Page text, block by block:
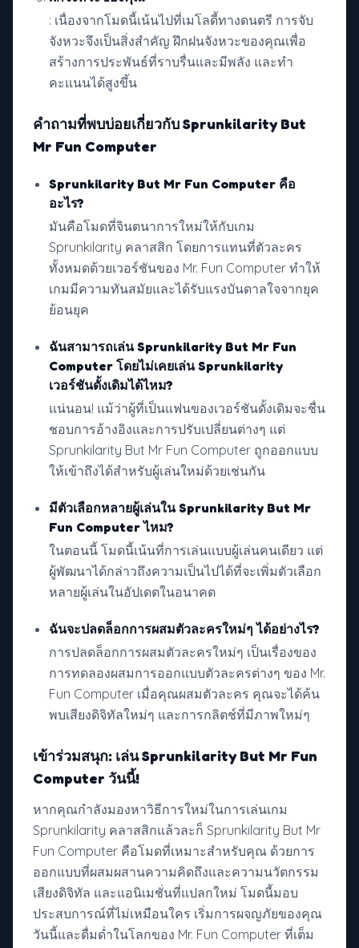
: เนื่องจากโมดนี้เน้นไปที่เมโลดี้ทางดนตรี การจับ
จังหวะจึงเป็นสิ่งสำคัญ ฝึกฝนจังหวะของคุณเพื่อ
สร้างการประพันธ์ที่ราบรื่นและมีพลัง และทำ
คะแนนได้สูงขึ้น
คำถามที่พบบ่อยเกี่ยวกับ Sprunkilarity But
Mr Fun Computer
Sprunkilarity But Mr Fun Computer คือ
อะไร?
มันคือโมดที่จินตนาการใหม่ให้กับเกม
Sprunkilarity คลาสสิก โดยการแทนที่ตัวละคร
ทั้งหมดด้วยเวอร์ชันของ Mr. Fun Computer ทำให้
เกมมีความทันสมัยและได้รับแรงบันดาลใจจากยุค
ย้อนยุค
ฉันสามารถเล่น Sprunkilarity But Mr Fun
Computer โดยไม่เคยเล่น Sprunkilarity
เวอร์ชันดั้งเดิมได้ไหม?
แน่นอน! แม้ว่าผู้ที่เป็นแฟนของเวอร์ชันดั้งเดิมจะชื่น
ชอบการอ้างอิงและการปรับเปลี่ยนต่างๆ แต่
Sprunkilarity But Mr Fun Computer ถูกออกแบบ
ให้เข้าถึงได้สำหรับผู้เล่นใหม่ด้วยเช่นกัน
มีตัวเลือกหลายผู้เล่นใน Sprunkilarity But Mr
Fun Computer ไหม?
ในตอนนี้ โมดนี้เน้นที่การเล่นแบบผู้เล่นคนเดียว แต่
ผู้พัฒนาได้กล่าวถึงความเป็นไปได้ที่จะเพิ่มตัวเลือก
หลายผู้เล่นในอัปเดตในอนาคต
ฉันจะปลดล็อกการผสมตัวละครใหม่ๆ ได้อย่างไร?
การปลดล็อกการผสมตัวละครใหม่ๆ เป็นเรื่องของ
การทดลองผสมการออกแบบตัวละครต่างๆ ของ Mr.
Fun Computer เมื่อคุณผสมตัวละคร คุณจะได้ค้น
พบเสียงดิจิทัลใหม่ๆ และการกลิตช์ที่มีภาพใหม่ๆ
เข้าร่วมสนุก: เล่น Sprunkilarity But Mr Fun
Computer วันนี้!
หากคุณกำลังมองหาวิธีการใหม่ในการเล่นเกม
Sprunkilarity คลาสสิกแล้วละก็ Sprunkilarity But Mr
Fun Computer คือโมดที่เหมาะสำหรับคุณ ด้วยการ
ออกแบบที่ผสมผสานความคิดถึงและความนวัตกรรม
เสียงดิจิทัล และแอนิเมชั่นที่แปลกใหม่ โมดนี้มอบ
ประสบการณ์ที่ไม่เหมือนใคร เริ่มการผจญภัยของคุณ
วันนี้และดื่มด่ำในโลกของ Mr. Fun Computer ที่เต็ม